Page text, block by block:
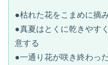
●枯れた花をこまめに摘
●真夏はとくに乾きやす
意する
●一通り花が咲き終わっ